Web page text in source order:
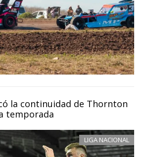
la continuidad de Thornton
temporada
LIGA NACIONAL